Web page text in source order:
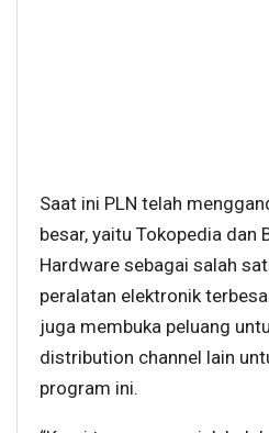
Saat ini PLN telah
besar, yaitu Tokopedia dan
Hardware sebagai salah
peralatan elektronik
juga membuka peluang
distribution channel lain
program ini.